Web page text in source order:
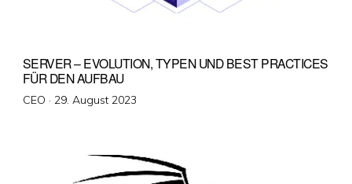
SERVER – EVOLUTION, TYPEN UND BEST PRACTICES
FÜR DEN AUFBAU
CEO · Veröffentlicht
29. August 2023